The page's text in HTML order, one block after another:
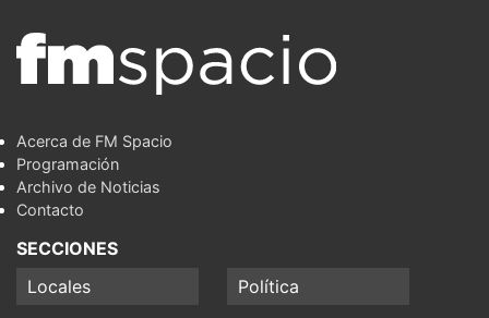
Acerca de FM Spacio
Programación
Archivo de Noticias
Contacto
SECCIONES
Locales
Política